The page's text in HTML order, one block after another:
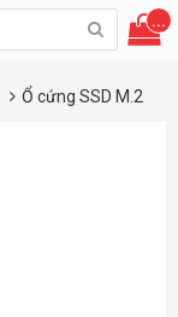
...
Ổ cứng SSD M.2